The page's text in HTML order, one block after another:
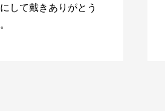
して戴きありがとう